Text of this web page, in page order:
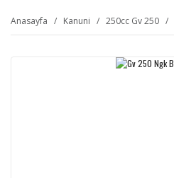
Anasayfa Kanuni 250cc Gv 250